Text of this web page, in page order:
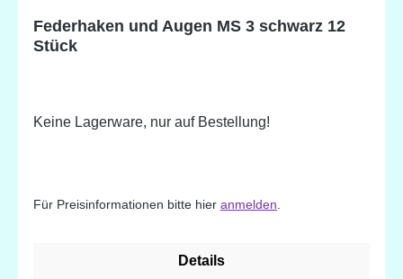
Federhaken und Augen MS 3 schwarz 12
Stück
Keine Lagerware, nur auf Bestellung!
Für Preisinformationen bitte hier anmelden
Details